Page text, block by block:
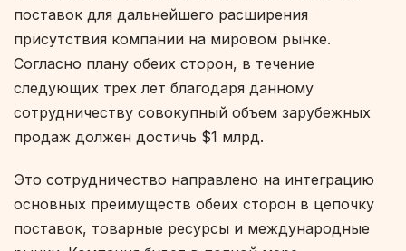
поставок для дальнейшего расширения
присутствия компании на мировом рынке.
Согласно плану обеих сторон, в течение
следующих трех лет благодаря данному
сотрудничеству совокупный объем зарубежных
продаж должен достичь $1 млрд.
Это сотрудничество направлено на интеграцию
основных преимуществ обеих сторон в цепочку
поставок, товарные ресурсы и международные